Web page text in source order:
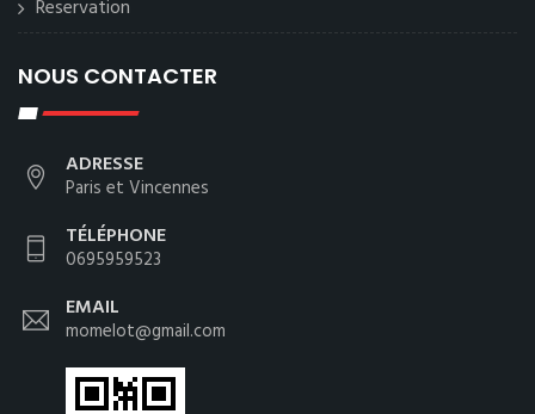
Reservation
NOUS CONTACTER
ADRESSE
Paris et Vincennes
TÉLÉPHONE
0695959523
EMAIL
momelot@gmail.com